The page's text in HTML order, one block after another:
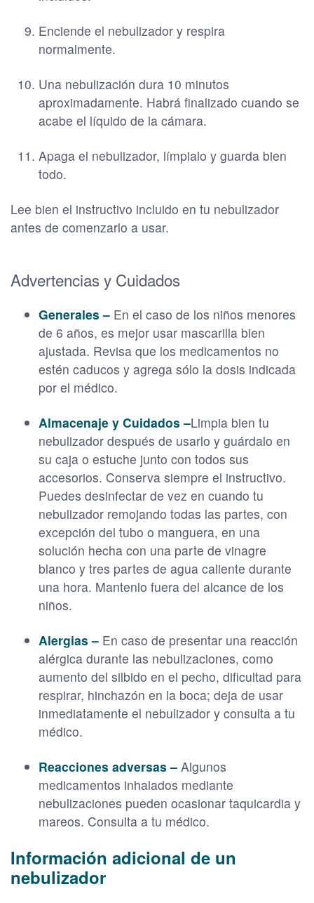
Enciende el nebulizador y respira
normalmente.
Una nebulización dura 10 minutos
aproximadamente. Habrá finalizado cuando se
acabe el líquido de la cámara.
Apaga el nebulizador, límpialo y guarda bien
todo.
Lee bien el instructivo incluido en tu nebulizador
antes de comenzarlo a usar.
Advertencias y Cuidados
Generales – En el caso de los niños menores
de 6 años, es mejor usar mascarilla bien
ajustada. Revisa que los medicamentos no
estén caducos y agrega sólo la dosis indicada
por el médico.
Almacenaje y Cuidados –Limpia bien tu
nebulizador después de usarlo y guárdalo en
su caja o estuche junto con todos sus
accesorios. Conserva siempre el instructivo.
Puedes desinfectar de vez en cuando tu
nebulizador remojando todas las partes, con
excepción del tubo o manguera, en una
solución hecha con una parte de vinagre
blanco y tres partes de agua caliente durante
una hora. Mantenlo fuera del alcance de los
niños.
Alergias – En caso de presentar una reacción
alérgica durante las nebulizaciones, como
aumento del silbido en el pecho, dificultad para
respirar, hinchazón en la boca; deja de usar
inmediatamente el nebulizador y consulta a tu
médico.
Reacciones adversas – Algunos
medicamentos inhalados mediante
nebulizaciones pueden ocasionar taquicardia y
mareos. Consulta a tu médico.
Información adicional de un
nebulizador